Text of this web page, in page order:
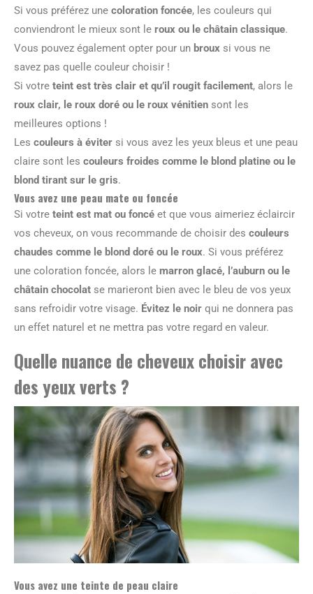
Si vous préférez une coloration foncée, les couleurs qui
conviendront le mieux sont le roux ou le châtain classique.
Vous pouvez également opter pour un broux si vous ne
savez pas quelle couleur choisir !
Si votre teint est très clair et qu’il rougit facilement, alors le
roux clair, le roux doré ou le roux vénitien sont les
meilleures options !
Les couleurs à éviter si vous avez les yeux bleus et une peau
claire sont les couleurs froides comme le blond platine ou le
blond tirant sur le gris.
Vous avez une peau mate ou foncée
Si votre teint est mat ou foncé et que vous aimeriez éclaircir
vos cheveux, on vous recommande de choisir des couleurs
chaudes comme le blond doré ou le roux. Si vous préférez
une coloration foncée, alors le marron glacé, l’auburn ou le
châtain chocolat se marieront bien avec le bleu de vos yeux
sans refroidir votre visage. Évitez le noir qui ne donnera pas
un effet naturel et ne mettra pas votre regard en valeur.
Quelle nuance de cheveux choisir avec
des yeux verts ?
Vous avez une teinte de peau claire